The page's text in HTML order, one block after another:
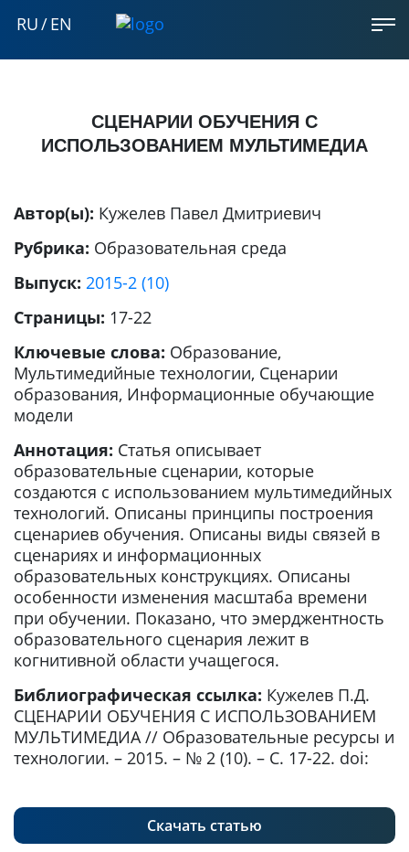
RU/EN
СЦЕНАРИИ ОБУЧЕНИЯ С
ИСПОЛЬЗОВАНИЕМ МУЛЬТИМЕДИА
Автор(ы): Кужелев Павел Дмитриевич
Рубрика: Образовательная среда
Выпуск: 2015-2 (10)
Страницы: 17-22
Ключевые слова: Образование,
Мультимедийные технологии, Сценарии
образования, Информационные обучающие
модели
Аннотация: Статья описывает
образовательные сценарии, которые
создаются с использованием мультимедийных
технологий. Описаны принципы построения
сценариев обучения. Описаны виды связей в
сценариях и информационных
образовательных конструкциях. Описаны
особенности изменения масштаба времени
при обучении. Показано, что эмерджентность
образовательного сценария лежит в
когнитивной области учащегося.
Библиографическая ссылка: Кужелев П.Д.
СЦЕНАРИИ ОБУЧЕНИЯ С ИСПОЛЬЗОВАНИЕМ
МУЛЬТИМЕДИА // Образовательные ресурсы и
технологии. – 2015. – № 2 (10). – С. 17-22. doi:
Скачать статью